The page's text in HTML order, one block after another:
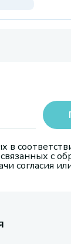
в
с
согласия